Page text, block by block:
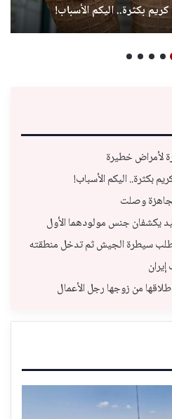
بكثرة.. اليكم الأسباب!
لأمراض خطيرة
بكثرة.. اليكم الأسباب!
وصلت
يكشفان جنس مولودهما الأول
سيطرة الجيش ثم تدخل منطقته
طلاقها من زوجها رجل الأعمال